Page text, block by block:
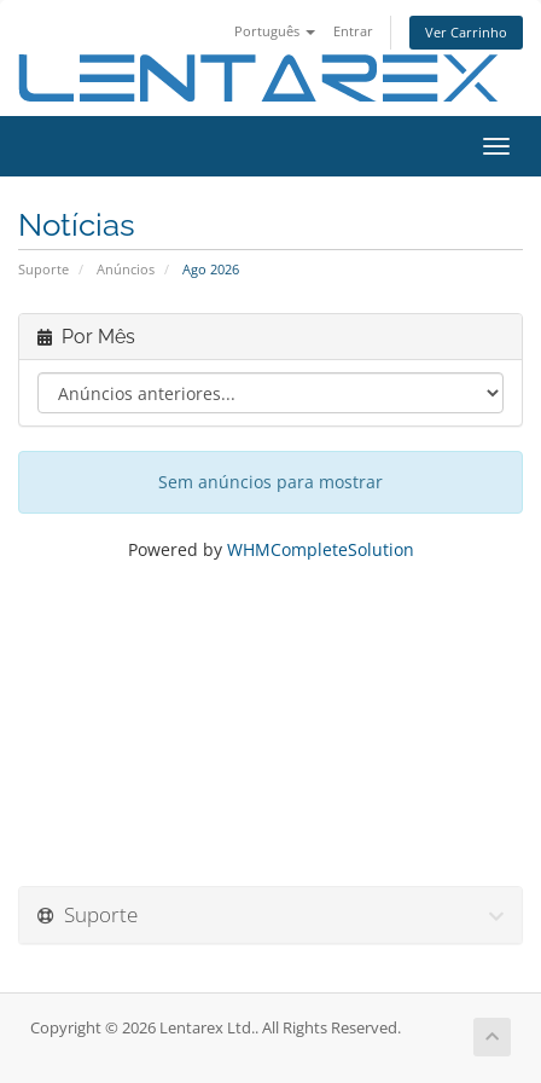
Português Entrar Ver Carrinho
Notícias
Suporte Anúncios Ago 2026
Por Mês
Sem anúncios para mostrar
Powered by WHMCompleteSolution
Suporte
Copyright © 2026 Lentarex Ltd.. All Rights Reserved.